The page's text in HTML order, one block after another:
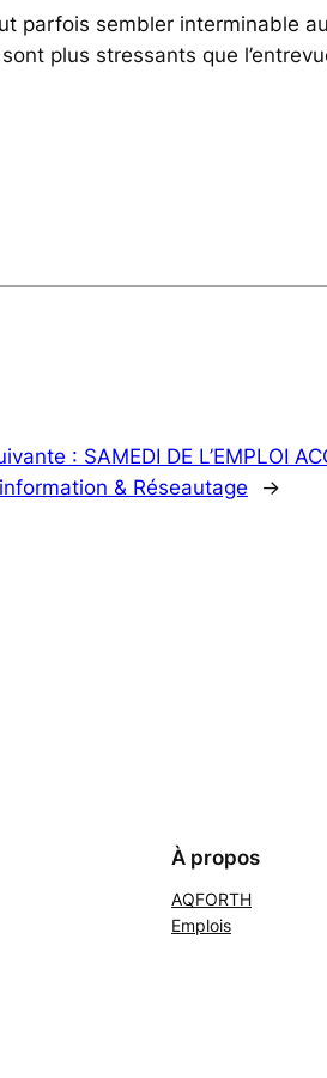
parfois sembler interminable
plus stressants que
: SAMEDI DE L’EMPLOI
& Réseautage
→
À propos
AQFORTH
Emplois